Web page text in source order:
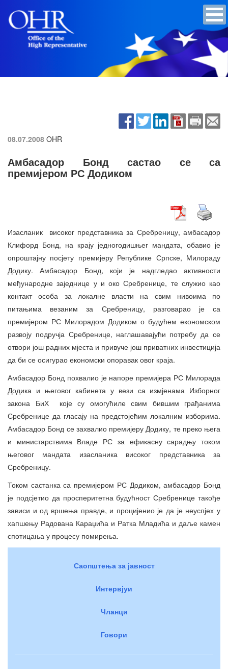
08.07.2008 OHR
Амбасадор Бонд састао се са
премијером РС Додиком
Изасланик високог представника за Сребреницу, амбасадор
Клифорд Бонд, на крају једногодишњег мандата, обавио је
опроштајну посјету премијеру Републике Српске, Милораду
Додику. Амбасадор Бонд, који је надгледао активности
међународне заједнице у и око Сребренице, те служио као
контакт особа за локалне власти на свим нивоима по
питањима везаним за Сребреницу, разговарао је са
премијером РС Милорадом Додиком о будућем економском
развоју подручја Сребренице, наглашавајући потребу да се
отвори још радних мјеста и привуче још приватних инвестиција
да би се осигурао економски опоравак овог краја.
Амбасадор Бонд похвалио је напоре премијера РС Милорада
Додика и његовог кабинета у вези са измјенама Изборног
закона БиХ које су омогућиле свим бившим грађанима
Сребренице да гласају на предстојећим локалним изборима.
Амбасадор Бонд се захвалио премијеру Додику, те преко њега
и министарствима Владе РС за ефикасну сарадњу током
његовог мандата изасланика високог представника за
Сребреницу.
Током састанка са премијером РС Додиком, амбасадор Бонд
је подсјетио да просперитетна будућност Сребренице такође
зависи и од вршења правде, и процијенио је да је неуспјех у
хапшењу Радована Караџића и Ратка Младића и даље камен
спотицања у процесу помирења.
Саопштења за јавност
Интервјуи
Чланци
Говори